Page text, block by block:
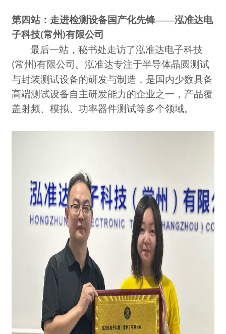
第四站：走进检测设备国产化先锋——泓准达电
子科技(常州 )有限公司
最后一站，秘书处走访了泓准达电子科技
(常州 )有限公司。泓准达专注于半导体晶圆测试
与封装测试设备的研发与制造，是国内少数具备
高端测试设备自主研发能力的企业之一，产品覆
盖射频、模拟、功率器件测试等多个领域。